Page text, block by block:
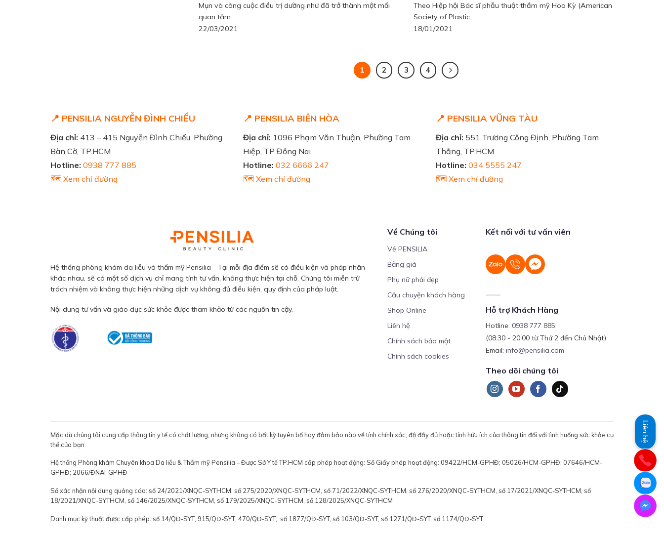
Mụn và công cuộc điều trị dường như đã trở thành một mối
quan tâm...
22/03/2021
Theo Hiệp hội Bác sĩ phẫu thuật thẩm mỹ Hoa Kỳ (American
Society of Plastic...
18/01/2021
1 2 3 4
📍 PENSILIA NGUYỄN ĐÌNH CHIỂU
Địa chỉ: 413 – 415 Nguyễn Đình Chiểu, Phường
Bàn Cờ, TP.HCM
Hotline: 0938 777 885
🗺️ Xem chỉ đường
📍 PENSILIA BIÊN HÒA
Địa chỉ: 1096 Phạm Văn Thuận, Phường Tam
Hiệp, TP Đồng Nai
Hotline: 032 6666 247
🗺️ Xem chỉ đường
📍 PENSILIA VŨNG TÀU
Địa chỉ: 551 Trương Công Định, Phường Tam
Thắng, TP.HCM
Hotline: 034 5555 247
🗺️ Xem chỉ đường
Hệ thống phòng khám da liễu và thẩm mỹ Pensilia - Tại mỗi địa điểm sẽ có điều kiện và pháp nhân
khác nhau, sẽ có một số dịch vụ chỉ mang tính tư vấn, không thực hiện tại chỗ. Chúng tôi miễn trừ
trách nhiệm và không thực hiện những dịch vụ không đủ điều kiện, quy định của pháp luật.
Nội dung tư vấn và giáo dục sức khỏe được tham khảo từ các nguồn tin cậy.
Về Chúng tôi
Về PENSILIA
Bảng giá
Phụ nữ phải đẹp
Câu chuyện khách hàng
Shop Online
Liên hệ
Chính sách bảo mật
Chính sách cookies
Kết nối với tư vấn viên
Hỗ trợ Khách Hàng
Hotline:0938 777 885
(08:30 - 20:00 từ Thứ 2 đến Chủ Nhật)
Email:info@pensilia.com
Theo dõi chúng tôi
Mặc dù chúng tôi cung cấp thông tin y tế có chất lượng, nhưng không có bất kỳ tuyên bố hay đảm bảo nào về tính chính xác, độ đầy đủ hoặc tính hữu ích của thông tin đối với tình huống sức khỏe cụ
thể của bạn.
Hệ thống Phòng khám Chuyên khoa Da liễu & Thẩm mỹ Pensilia – Được Sở Y tế TP.HCM cấp phép hoạt động: Số Giấy phép hoạt động: 09422/HCM-GPHĐ; 05026/HCM-GPHĐ; 07646/HCM-
GPHĐ; 2066/ĐNAI-GPHĐ
Số xác nhận nội dung quảng cáo: số 24/2021/XNQC-SYTHCM, số 275/2020/XNQC-SYTHCM, số 71/2022/XNQC-SYTHCM, số 276/2020/XNQC-SYTHCM, số 17/2021/XNQC-SYTHCM, số
18/2021/XNQC-SYTHCM, số 146/2025/XNQC-SYTHCM, số 179/2025/XNQC-SYTHCM, số 128/2025/XNQC-SYTHCM
Danh mục kỹ thuật được cấp phép: số 14/QĐ-SYT; 915/QĐ-SYT; 470/QĐ-SYT; số 1877/QĐ-SYT, số 103/QĐ-SYT, số 1271/QĐ-SYT, số 1174/QĐ-SYT
Liên hệ